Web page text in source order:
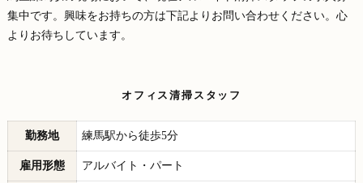
集中です。興味をお持ちの方は下記よりお問い合わせください。心
よりお待ちしています。
オフィス清掃スタッフ
勤務地 練馬駅から徒歩5分
雇用形態 アルバイト・パート